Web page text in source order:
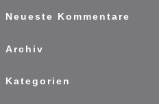
Neueste Kommentare
Archiv
Kategorien